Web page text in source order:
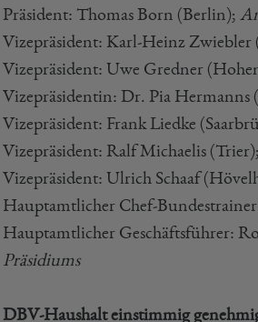
Präsident: Thomas Born (Berlin);
Vizepräsident: Karl-Heinz Zwiebler
Vizepräsident: Uwe Gredner
Vizepräsidentin: Dr. Pia Hermanns
Vizepräsident: Frank Liedke
Vizepräsident: Ralf Michaelis (Trier);
Vizepräsident: Ulrich Schaaf
Hauptamtlicher Chef-
Hauptamtlicher Geschäftsführer:
Präsidiums
DBV-Haushalt einstimmig